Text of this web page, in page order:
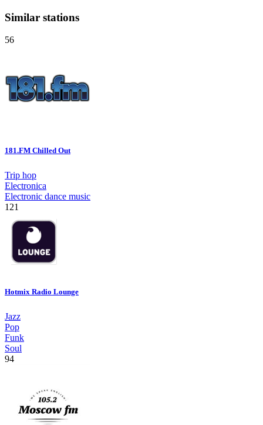
Similar stations
56
181.FM Chilled Out
Trip hop
Electronica
Electronic dance music
121
Hotmix Radio Lounge
Jazz
Pop
Funk
Soul
94